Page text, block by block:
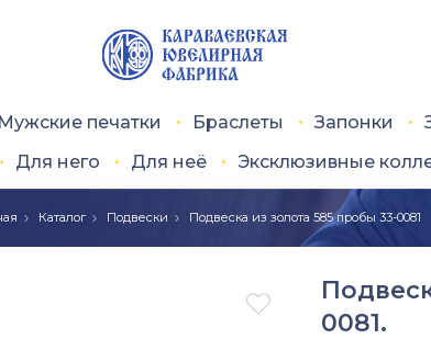
Мужские печатки Браслеты Запонки
Для него Для неё Эксклюзивные
Каталог Подвески Подвеска из золота 585 пробы 33-0081

0081.